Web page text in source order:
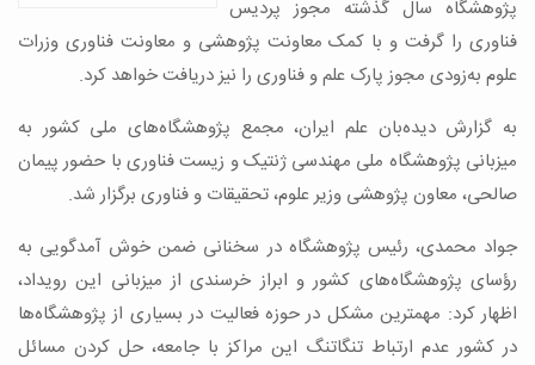
پژوهشگاه سال گذشته مجوز پردیس
فناوری را گرفت و با کمک معاونت پژوهشی و معاونت فناوری وزرات
علوم به‌زودی مجوز پارک علم و فناوری را نیز دریافت خواهد کرد.
به گزارش دیده‌بان علم ایران، مجمع پژوهشگاه‌های ملی کشور به
میزبانی پژوهشگاه ملی مهندسی ژنتیک و زیست فناوری با حضور پیمان
صالحی، معاون پژوهشی وزیر علوم، تحقیقات و فناوری برگزار شد.
جواد محمدی، رئیس پژوهشگاه در سخنانی ضمن خوش آمدگویی به
رؤسای پژوهشگاه‌های کشور و ابراز خرسندی از میزبانی این رویداد،
اظهار کرد: مهمترین مشکل در حوزه فعالیت در بسیاری از پژوهشگاه‌ها
در کشور عدم ارتباط تنگاتنگ این مراکز با جامعه، حل کردن مسائل